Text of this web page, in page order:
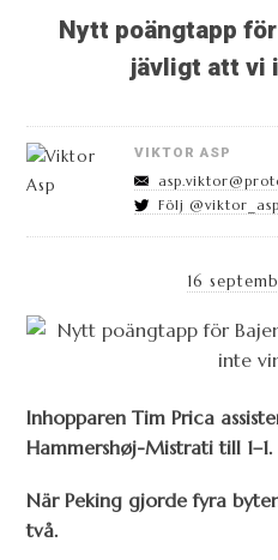
Nytt poängtapp
jävligt att vi
VIKTOR ASP
Följ
16
Inhopparen Tim Prica
Hammershøj-Mistrati till 1–1.
När Peking gjorde fyra
två.